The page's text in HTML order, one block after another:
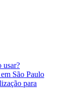
usar?
São Paulo
para